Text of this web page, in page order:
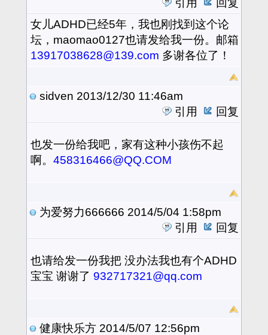
引用
回复
女儿ADHD已经5年，我也刚找到这个论
坛，maomao0127也请发给我一份。邮箱
13917038628@139.com 多谢各位了！
sidven 2013/12/30 11:46am
引用
回复
也发一份给我吧，家有这种小孩伤不起
啊。 458316466@QQ.COM
为爱努力666666 2014/5/04 1:58pm
引用
回复
也请给发一份我把 没办法我也有个ADHD
宝宝 谢谢了 932717321@qq.com
健康快乐方 2014/5/07 12:56pm